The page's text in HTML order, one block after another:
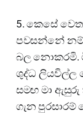
5. කෙසේ
පවසන්නේ
බල නොකරමි.
ශුද්ධ
සමඟ මා ඇසුරු
ගැන